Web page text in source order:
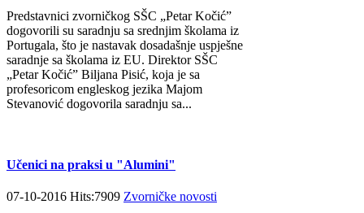
Predstavnici zvorničkog SŠC „Petar Kočić”
dogovorili su saradnju sa srednjim školama iz
Portugala, što je nastavak dosadašnje uspješne
saradnje sa školama iz EU. Direktor SŠC
„Petar Kočić” Biljana Pisić, koja je sa
profesoricom engleskog jezika Majom
Stevanović dogovorila saradnju sa...
Učenici na praksi u "Alumini"
07-10-2016 Hits:7909 Zvorničke novosti